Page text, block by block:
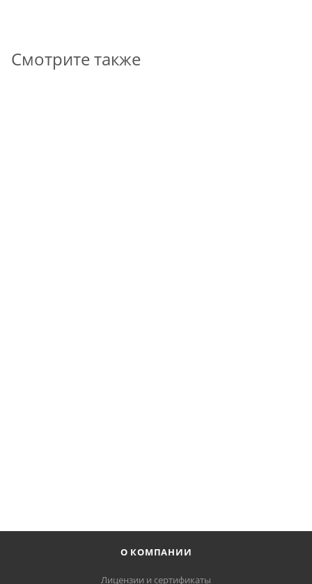
Смотрите также
О КОМПАНИИ
Лицензии и сертификаты